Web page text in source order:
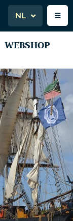
NL
WEBSHOP